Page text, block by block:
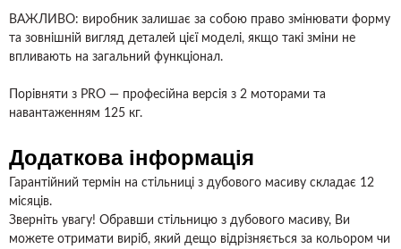
ВАЖЛИВО: виробник залишає за собою право змінювати форму
та зовнішній вигляд деталей цієї моделі, якщо такі зміни не
впливають на загальний функціонал.
Порівняти з PRO — професійна версія з 2 моторами та
навантаженням 125 кг.
Додаткова інформація
Гарантійний термін на стільниці з дубового масиву складає 12
місяців.
Зверніть увагу! Обравши стільницю з дубового масиву, Ви
можете отримати виріб, який дещо відрізняється за кольором чи